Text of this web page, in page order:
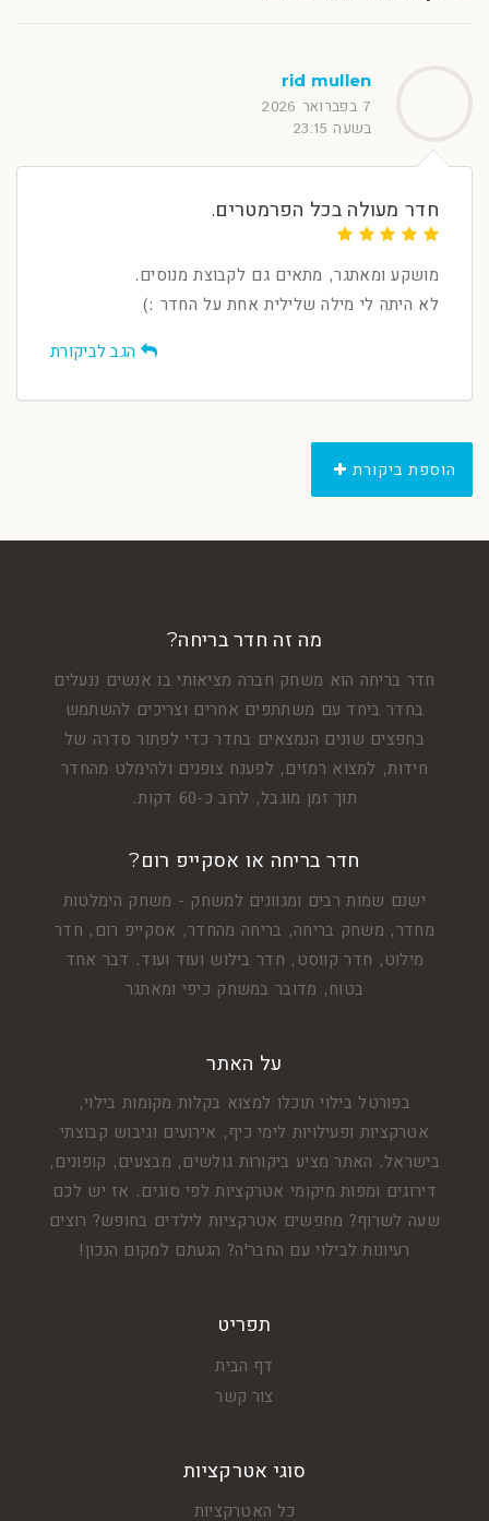
rid mullen
7 בפברואר 2026
בשעה 23:15
חדר מעולה בכל הפרמטרים.
מושקע ומאתגר, מתאים גם לקבוצת מנוסים.
לא היתה לי מילה שלילית אחת על החדר :)
הגב לביקורת
הוספת ביקורת
מה זה חדר בריחה?
חדר בריחה הוא משחק חברה מציאותי בו אנשים ננעלים
בחדר ביחד עם משתתפים אחרים וצריכים להשתמש
בחפצים שונים הנמצאים בחדר כדי לפתור סדרה של
חידות, למצוא רמזים, לפענח צופנים ולהימלט מהחדר
תוך זמן מוגבל, לרוב כ-60 דקות.
חדר בריחה או אסקייפ רום?
ישנם שמות רבים ומגוונים למשחק - משחק הימלטות
מחדר, משחק בריחה, בריחה מהחדר, אסקייפ רום, חדר
מילוט, חדר קווסט, חדר בילוש ועוד ועוד. דבר אחד
בטוח, מדובר במשחק כיפי ומאתגר
על האתר
בפורטל בילוי תוכלו למצוא בקלות מקומות בילוי,
אטרקציות ופעילויות לימי כיף, אירועים וגיבוש קבוצתי
בישראל. האתר מציע ביקורות גולשים, מבצעים, קופונים,
דירוגים ומפות מיקומי אטרקציות לפי סוגים. אז יש לכם
שעה לשרוף? מחפשים אטרקציות לילדים בחופש? רוצים
רעיונות לבילוי עם החבר'ה? הגעתם למקום הנכון!
תפריט
דף הבית
צור קשר
סוגי אטרקציות
כל האטרקציות